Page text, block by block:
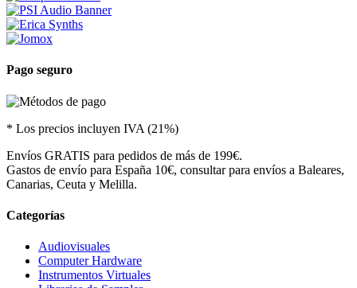
Pago seguro
* Los precios incluyen IVA (21%)
Envíos GRATIS para pedidos de más de 199€.
Gastos de envío para España 10€, consultar para envíos a Baleares,
Canarias, Ceuta y Melilla.
Categorías
Audiovisuales
Computer Hardware
Instrumentos Virtuales